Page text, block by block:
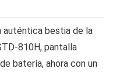
auténtica bestia de la
810H, pantalla
batería, ahora con un